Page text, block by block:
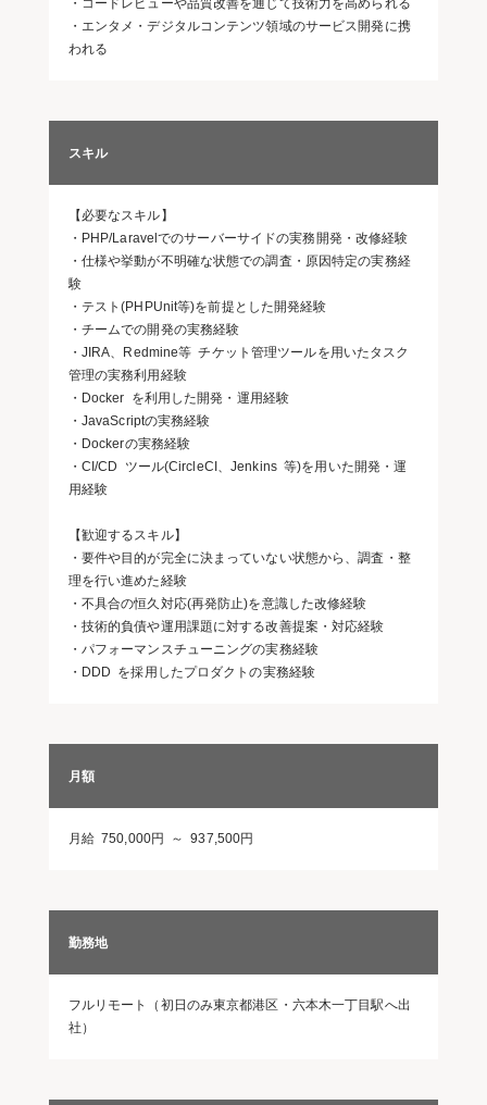
・コードレビューや品質改善を通じて技術力を高められる
・エンタメ・デジタルコンテンツ領域のサービス開発に携
われる
スキル
【必要なスキル】
・PHP/Laravelでのサーバーサイドの実務開発・改修経験
・仕様や挙動が不明確な状態での調査・原因特定の実務経
験
・テスト(PHPUnit等)を前提とした開発経験
・チームでの開発の実務経験
・JIRA、Redmine等 チケット管理ツールを用いたタスク
管理の実務利用経験
・Docker を利用した開発・運用経験
・JavaScriptの実務経験
・Dockerの実務経験
・CI/CD ツール(CircleCI、Jenkins 等)を用いた開発・運
用経験
【歓迎するスキル】
・要件や目的が完全に決まっていない状態から、調査・整
理を行い進めた経験
・不具合の恒久対応(再発防止)を意識した改修経験
・技術的負債や運用課題に対する改善提案・対応経験
・パフォーマンスチューニングの実務経験
・DDD を採用したプロダクトの実務経験
月額
月給 750,000円 ～ 937,500円
勤務地
フルリモート（初日のみ東京都港区・六本木一丁目駅へ出
社）